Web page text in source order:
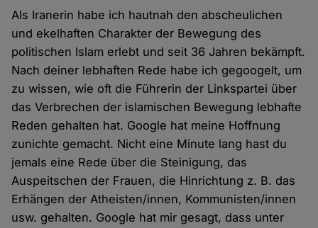
Als Iranerin habe ich hautnah den abscheulichen
und ekelhaften Charakter der Bewegung des
politischen Islam erlebt und seit 36 Jahren bekämpft.
Nach deiner lebhaften Rede habe ich gegoogelt, um
zu wissen, wie oft die Führerin der Linkspartei über
das Verbrechen der islamischen Bewegung lebhafte
Reden gehalten hat. Google hat meine Hoffnung
zunichte gemacht. Nicht eine Minute lang hast du
jemals eine Rede über die Steinigung, das
Auspeitschen der Frauen, die Hinrichtung z. B. das
Erhängen der Atheisten/innen, Kommunisten/innen
usw. gehalten. Google hat mir gesagt, dass unter